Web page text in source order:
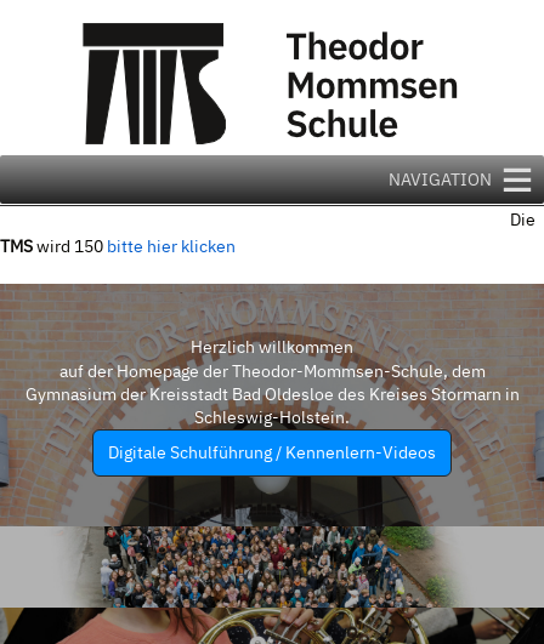
NAVIGATION
Die
TMSwird 150 bitte hier klicken
Herzlich willkommen
auf der Homepage der Theodor-Mommsen-Schule, dem
Gymnasium der Kreisstadt Bad Oldesloe des Kreises Stormarn in
Schleswig-Holstein.
Digitale Schulführung / Kennenlern-Videos